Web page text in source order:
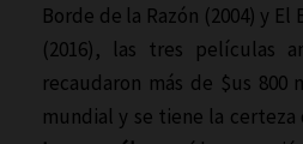
Borde de la Razón (2004) y
(2016), las tres películas
recaudaron más de $us
mundial y se tiene la certeza